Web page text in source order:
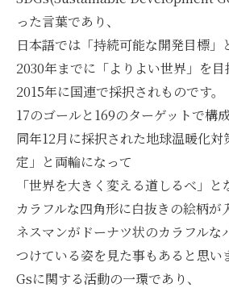
った言葉であり、
日本語では「持続可能な開発目標」
2030年までに「よりよい世界」を
2015年に国連で採択されものです。
17のゴールと169のターゲットで構
同年12月に採択された地球温暖化
定」と両輪になって
「世界を大きく変える道しるべ」と
カラフルな四角形に白抜きの絵柄が
ネスマンがドーナツ状のカラフルな
つけている姿を見た事もあると思い
Gsに関する活動の一環であり、